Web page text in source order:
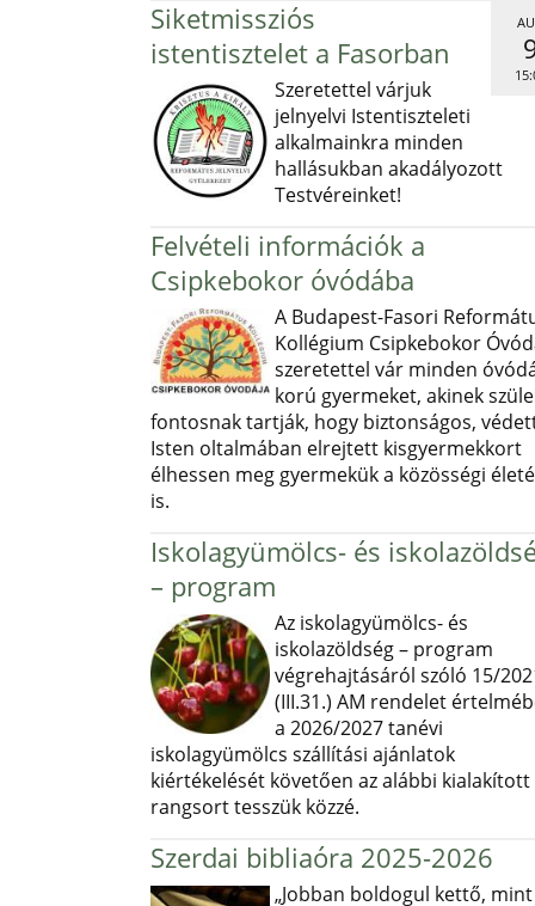
Siketmissziós
istentisztelet a Fasorban
Szeretettel várjuk
jelnyelvi Istentiszteleti
alkalmainkra minden
hallásukban akadályozott
Testvéreinket!
Felvételi információk a
Csipkebokor óvódába
A Budapest-Fasori
Kollégium Csipkebokor
szeretettel vár minden
korú gyermeket, akinek
fontosnak tartják, hogy biztonságos,
Isten oltalmában elrejtett kisgyermekkort
élhessen meg gyermekük a közösségi
is.
Iskolagyümölcs- és
– program
Az iskolagyümölcs- és
iskolazöldség – program
végrehajtásáról szóló 15/
(III.31.) AM rendelet
a 2026/2027 tanévi
iskolagyümölcs szállítási ajánlatok
kiértékelését követően az alábbi kialakított
rangsort tesszük közzé.
Szerdai bibliaóra 2025-2026
„Jobban boldogul kettő, mint